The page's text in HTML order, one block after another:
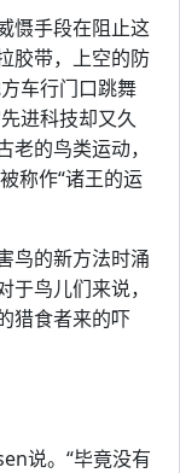
慑手段在阻止这
胶带，上空的防
车行门口跳舞
进科技却又久
的鸟类运动，
称作“诸王的运
鸟的新方法时涌
鸟儿们来说，
猎食者来的吓
说。“毕竟没有